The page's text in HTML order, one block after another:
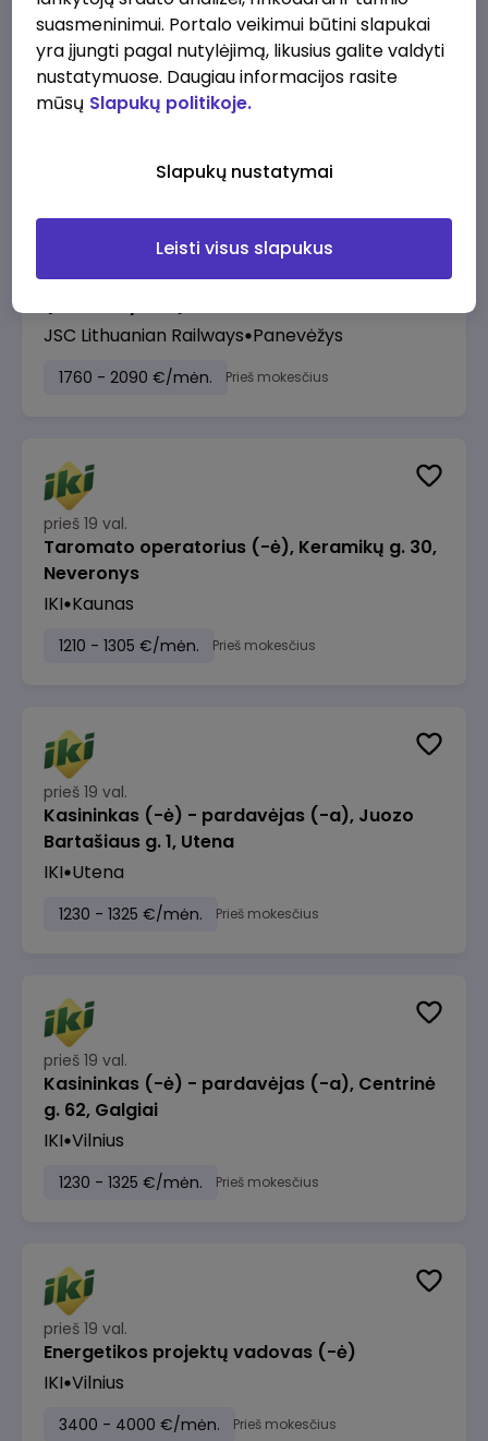
prieš 18 val.
Enterprise Risk Manager (Vilnius, LT)
JSC Lithuanian Railways Vilnius
3200 - 4800 €/mėn. Prieš mokesčius
Manevrų operatorius (-ė) (Panevėžys)
JSC Lithuanian Railways Panevėžys
1760 - 2090 €/mėn. Prieš mokesčius
prieš 19 val.
Taromato operatorius (-ė), Keramikų g. 30,
Neveronys
IKI Kaunas
1210 - 1305 €/mėn. Prieš mokesčius
prieš 19 val.
Kasininkas (-ė) - pardavėjas (-a), Juozo
Bartašiaus g. 1, Utena
IKI Utena
1230 - 1325 €/mėn. Prieš mokesčius
prieš 19 val.
Kasininkas (-ė) - pardavėjas (-a), Centrinė
g. 62, Galgiai
IKI Vilnius
1230 - 1325 €/mėn. Prieš mokesčius
prieš 19 val.
Energetikos projektų vadovas (-ė)
IKI Vilnius
3400 - 4000 €/mėn. Prieš mokesčius
suasmeninimui. Portalo veikimui būtini slapukai
yra įjungti pagal nutylėjimą, likusius galite valdyti
nustatymuose. Daugiau informacijos rasite
mūsų Slapukų politikoje.
Slapukų nustatymai
Leisti visus slapukus